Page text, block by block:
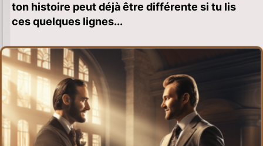
ton histoire peut déjà être différente si tu lis
ces quelques lignes...